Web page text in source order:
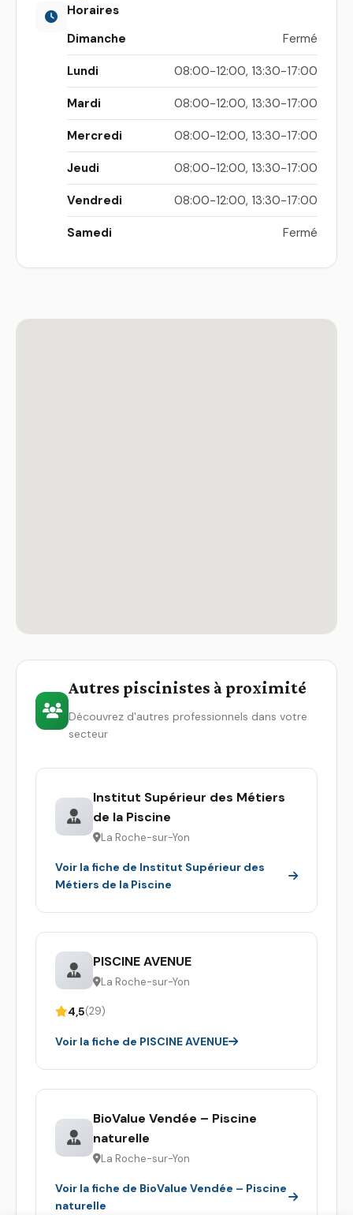
Horaires
Dimanche
Fermé
Lundi 08:00-12:00, 13:30-17:00
Mardi 08:00-12:00, 13:30-17:00
Mercredi 08:00-12:00, 13:30-17:00
Jeudi 08:00-12:00, 13:30-17:00
Vendredi 08:00-12:00, 13:30-17:00
Samedi Fermé
Autres piscinistes à proximité
Découvrez d'autres professionnels dans votre
secteur
Institut Supérieur des Métiers
de la Piscine
La Roche-sur-Yon
Voir la fiche de Institut Supérieur des
Métiers de la Piscine
PISCINE AVENUE
La Roche-sur-Yon
4,5(29)
Voir la fiche de PISCINE AVENUE
BioValue Vendée – Piscine
naturelle
La Roche-sur-Yon
Voir la fiche de BioValue Vendée – Piscine
naturelle